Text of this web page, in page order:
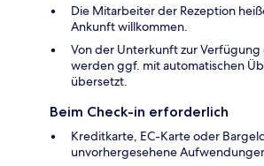
Die Mitarbeiter der Rezeption
Ankunft willkommen.
Von der Unterkunft zur
werden ggf. mit automatischen
übersetzt.
Beim Check-in erforderlich
Kreditkarte, EC-Karte oder
unvorhergesehene